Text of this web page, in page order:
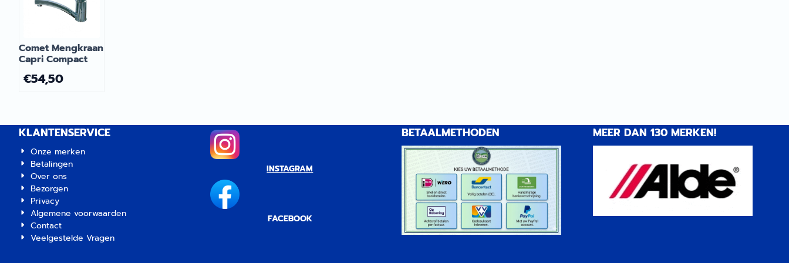
Wij staan garant voor kwaliteit
en duurzaamheid onderweg. |
Comet Mengkraan
Capri Compact
€54,50
KLANTENSERVICE
Onze merken
Betalingen
Over ons
Bezorgen
Privacy
Algemene voorwaarden
Contact
Veelgestelde Vragen
INSTAGRAM
FACEBOOK
BETAALMETHODEN MEER DAN 130 MERKEN!